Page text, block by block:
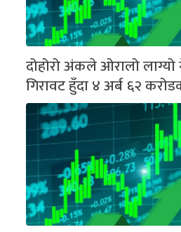
दोहोरो अंकले ओरालो
गिरावट हुँदा ४ अर्ब ६२